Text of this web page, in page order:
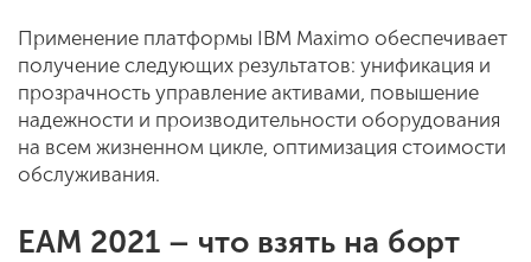
Применение платформы IBM Maximo обеспечивает
получение следующих результатов: унификация и
прозрачность управление активами, повышение
надежности и производительности оборудования
на всем жизненном цикле, оптимизация стоимости
обслуживания.
EAM 2021 – что взять на борт